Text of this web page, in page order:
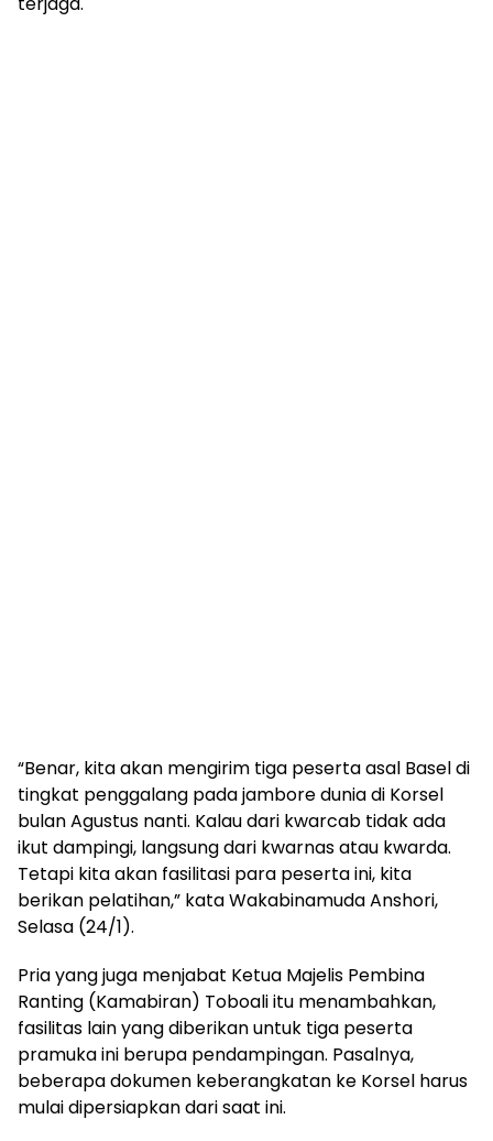
“Benar, kita akan mengirim tiga peserta asal Basel di
tingkat penggalang pada jambore dunia di Korsel
bulan Agustus nanti. Kalau dari kwarcab tidak ada
ikut dampingi, langsung dari kwarnas atau kwarda.
Tetapi kita akan fasilitasi para peserta ini, kita
berikan pelatihan,” kata Wakabinamuda Anshori,
Selasa (24/1).
Pria yang juga menjabat Ketua Majelis Pembina
Ranting (Kamabiran) Toboali itu menambahkan,
fasilitas lain yang diberikan untuk tiga peserta
pramuka ini berupa pendampingan. Pasalnya,
beberapa dokumen keberangkatan ke Korsel harus
mulai dipersiapkan dari saat ini.